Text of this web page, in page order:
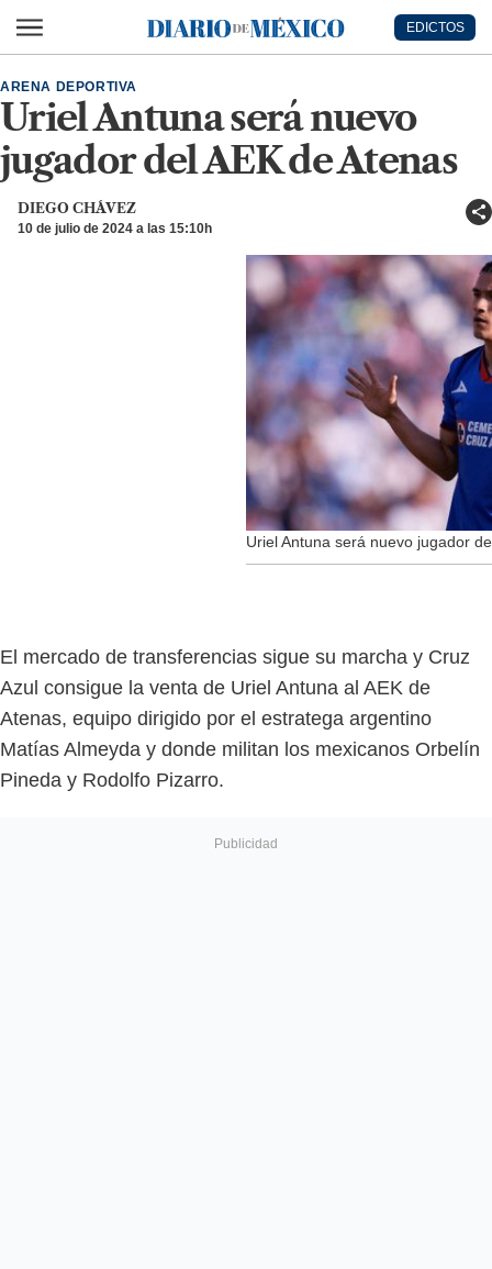
Diario de México
EDICTOS
Uriel Antuna será nuevo
jugador del AEK de Atenas
ARENA DEPORTIVA
DIEGO CHÁVEZ
10 de julio de 2024 a las 15:10h
Uriel Antuna será nuevo jugador
El mercado de transferencias sigue su marcha y Cruz
Azul consigue la venta de Uriel Antuna al AEK de
Atenas, equipo dirigido por el estratega argentino
Matías Almeyda y donde militan los mexicanos Orbelín
Pineda y Rodolfo Pizarro.